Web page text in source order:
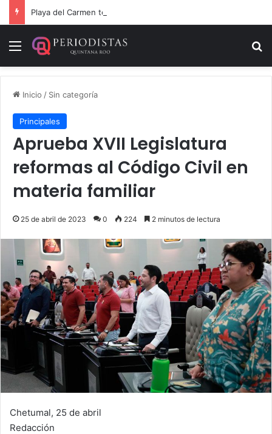
Menú
Inicio / Sin categoría
Principales
Aprueba XVII Legislatura
reformas al Código Civil en
materia familiar
25 de abril de 2023 0 224 2 minutos de lectura
Chetumal, 25 de abril
Redacción